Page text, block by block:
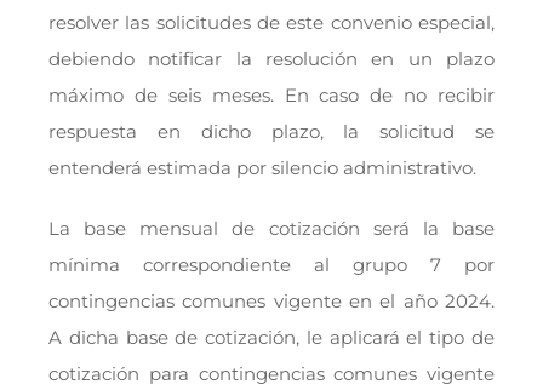
resolver las solicitudes de este convenio especial,
debiendo notificar la resolución en un plazo
máximo de seis meses. En caso de no recibir
respuesta en dicho plazo, la solicitud se
entenderá estimada por silencio administrativo.
La base mensual de cotización será la base
mínima correspondiente al grupo 7 por
contingencias comunes vigente en el año 2024.
A dicha base de cotización, le aplicará el tipo de
cotización para contingencias comunes vigente